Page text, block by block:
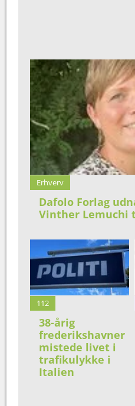
Erhverv
Dafolo Forlag
Vinther Lemuchi
112
38-årig
frederikshavner
mistede livet i
trafikulykke i
Italien